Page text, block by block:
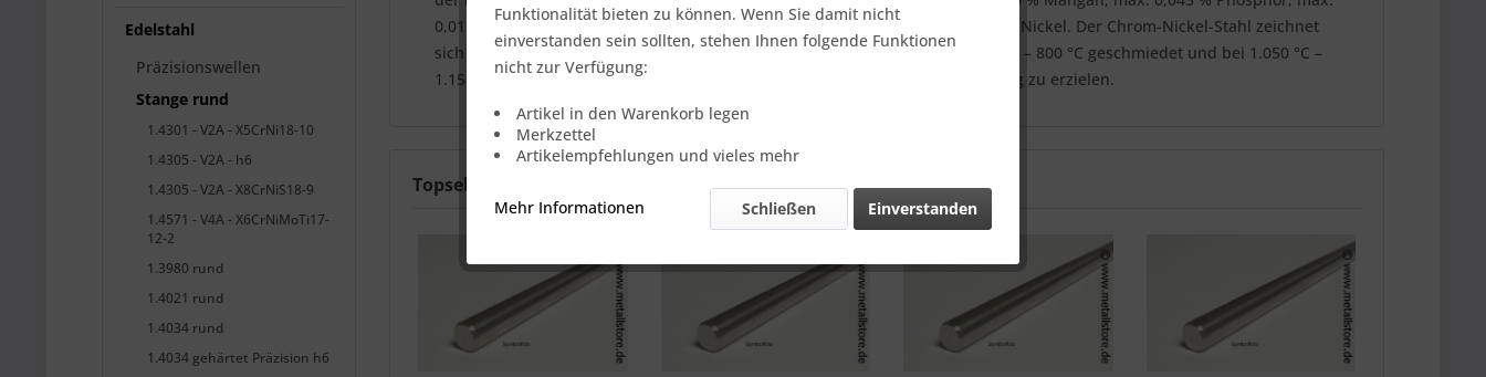
Edelstahl
Präzisionswellen
Stange rund
1.4301 - V2A - X5CrNi18-10
1.4305 - V2A - h6
1.4305 - V2A - X8CrNiS18-9
1.4571 - V4A - X6CrNiMoTi17-
12-2
1.3980 rund
1.4021 rund
1.4034 rund
1.4034 gehärtet Präzision h6
0,015 % Schwefel, max. 0,11 % Stickstoff, 19 bis 21 % Chrom sowie 11 bis 13 % Nickel. Der Chrom-Nickel-Stahl zeichnet
sich durch eine gute Schmiedbarkeit aus. Gewöhnlich wird 1.4828 bei 1.150 °C – 800 °C geschmiedet und bei 1.050 °C –
1.150 °C lösungsgeglüht, um ideale Bedingungen bei der weiteren Bearbeitung zu erzielen.
Topseller
Funktionalität bieten zu können. Wenn Sie damit nicht
einverstanden sein sollten, stehen Ihnen folgende Funktionen
nicht zur Verfügung:
Artikel in den Warenkorb legen
Merkzettel
Artikelempfehlungen und vieles mehr
Mehr Informationen Einverstanden
Schließen